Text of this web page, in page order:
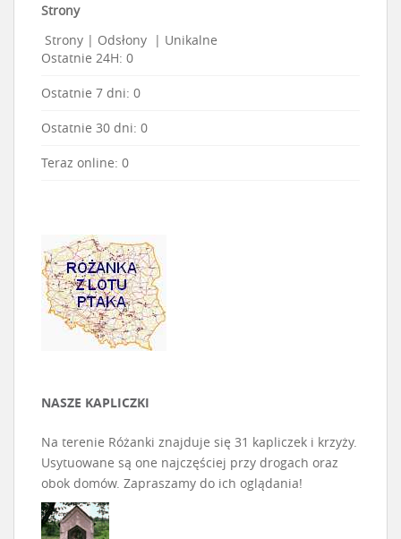
Strony
Strony | Odsłony | Unikalne
Ostatnie 24H: 0
Ostatnie 7 dni: 0
Ostatnie 30 dni: 0
Teraz online: 0
NASZE KAPLICZKI
Na terenie Różanki znajduje się 31 kapliczek i krzyży.
Usytuowane są one najczęściej przy drogach oraz
obok domów. Zapraszamy do ich oglądania!